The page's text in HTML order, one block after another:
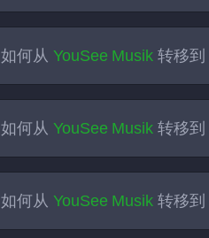
如何从 YouSee Musik 转移到
如何从 YouSee Musik 转移到
如何从 YouSee Musik 转移到